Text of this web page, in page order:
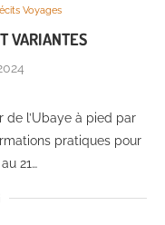
Voyages
VARIANTES
de l’Ubaye à pied par
pratiques pour
21…